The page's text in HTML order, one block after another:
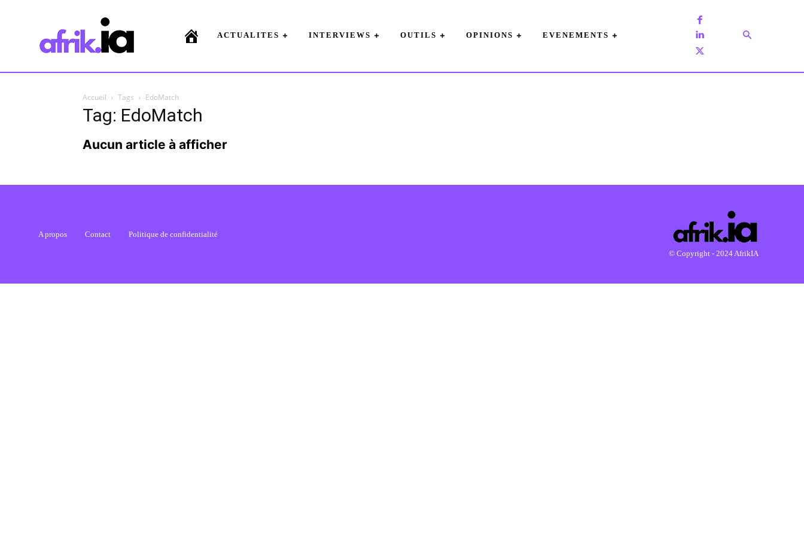
ACTUALITES INTERVIEWS OUTILS OPINIONS EVENEMENTS
Accueil Tags EdoMatch
Tag: EdoMatch
Aucun article à afficher
A propos Contact Politique de confidentialité
© Copyright - 2024 AfrikIA